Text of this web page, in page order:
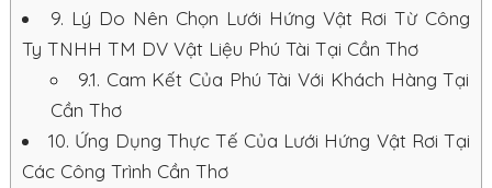
9. Lý Do Nên Chọn Lưới Hứng Vật Rơi Từ Công
Ty TNHH TM DV Vật Liệu Phú Tài Tại Cần Thơ
9.1. Cam Kết Của Phú Tài Với Khách Hàng Tại
Cần Thơ
10. Ứng Dụng Thực Tế Của Lưới Hứng Vật Rơi Tại
Các Công Trình Cần Thơ